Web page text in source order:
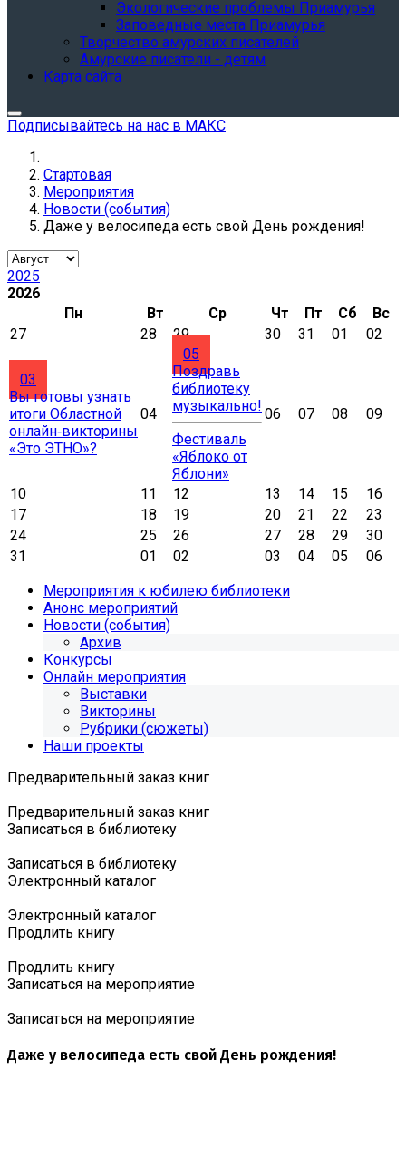
Экологические проблемы Приамурья
Заповедные места Приамурья
Творчество амурских писателей
Амурские писатели - детям
Карта сайта
Подписывайтесь на нас в МАКС
Стартовая
Мероприятия
Новости (события)
Даже у велосипеда есть свой День рождения!
2025
2026
Пн
Вт Ср Чт Пт Сб
Вс
27
28 29 30 31 01 02
03
Вы готовы узнать
итоги Областной
онлайн‑викторины
«Это ЭТНО»?
04
05
Поздравь
библиотеку
музыкально!
Фестиваль
«Яблоко от
Яблони»
06 07 08 09
10 11 12 13 14 15
16
17
18 19 20 21 22
23
24
25 26 27 28 29
30
31
01 02 03 04 05
06
Мероприятия к юбилею библиотеки
Анонс мероприятий
Новости (события)
Архив
Конкурсы
Онлайн мероприятия
Выставки
Викторины
Рубрики (сюжеты)
Наши проекты
Предварительный заказ книг
Предварительный заказ книг
Записаться в библиотеку
Записаться в библиотеку
Электронный каталог
Электронный каталог
Продлить книгу
Продлить книгу
Записаться на мероприятие
Записаться на мероприятие
Даже у велосипеда есть свой День рождения!